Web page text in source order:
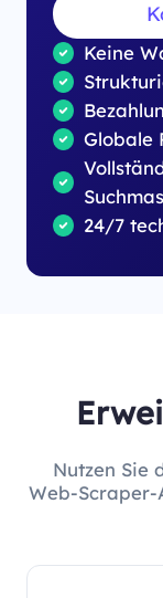
Keine
Globale
24/7
Nutzen Sie
Web-